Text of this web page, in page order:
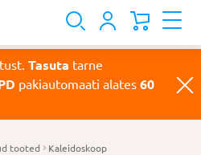
Tasuta tarne
pakiautomaati alates 60
tooted Kaleidoskoop